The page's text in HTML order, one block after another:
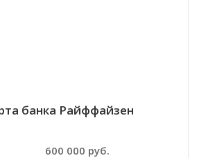
банка Райффайзен
600 000 руб.